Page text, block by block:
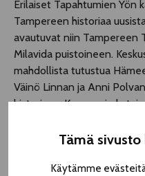
Tämä
Käytämme
Erilaiset Tapahtumien Yön
Tampereen historiaa
avautuvat niin Tampereen
Milavida puistoineen.
mahdollista tutustua
Väinö Linnan ja Anni
historiaan. Kaupungin
Elokuisen yön
myös Rauhaniemen